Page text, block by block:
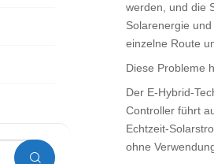
werden, und die
Solarenergie
einzelne Route
Diese Probleme
Der E-Hybrid-
Controller führt
Echtzeit-
ohne